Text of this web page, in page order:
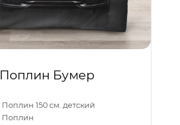
Поплин Бумер
Поплин 150 см. детский
Поплин